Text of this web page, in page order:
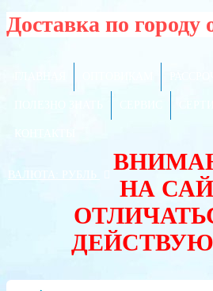
Доставка по городу
ВАЛЮТА:
НА